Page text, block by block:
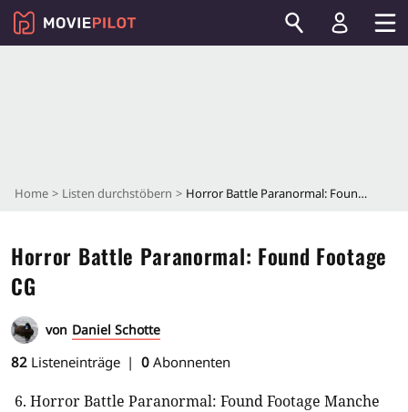
Home Listen durchstöbern Horror Battle Paranormal: Found Footage CG
Horror Battle Paranormal: Found Footage
CG
von Daniel Schotte
82 Listeneinträge 0 Abonnenten
6. Horror Battle Paranormal: Found Footage Manche